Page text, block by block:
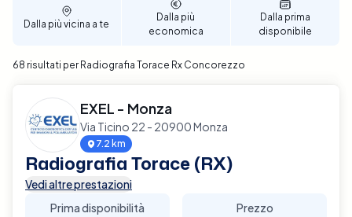
Dalla più vicina a te
Dalla più
economica
Dalla prima
disponibile
68 risultati per Radiografia Torace Rx Concorezzo
EXEL - Monza
Via Ticino 22 - 20900 Monza
7.2 km
Radiografia Torace (RX)
Vedi altre prestazioni
Prima disponibilità
Prezzo